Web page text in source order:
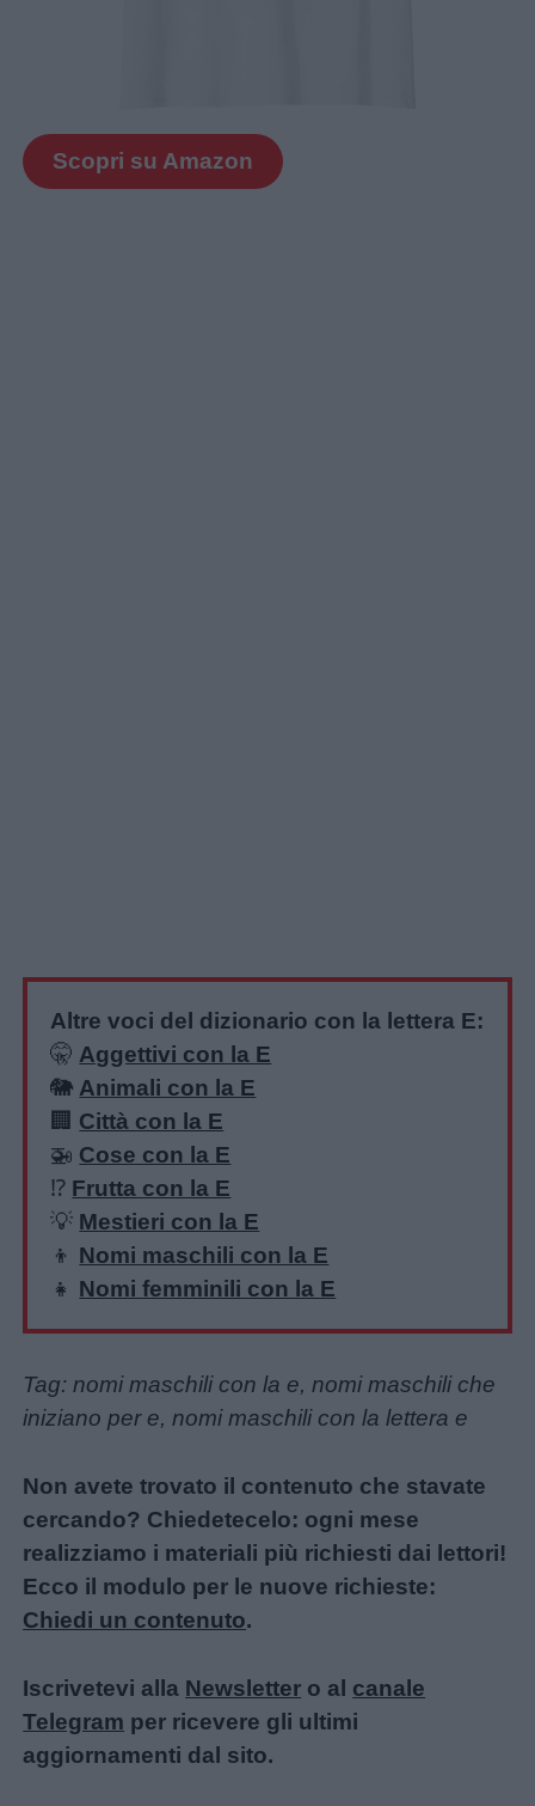
Scopri su Amazon
Altre voci del dizionario con la lettera E:
🤫 Aggettivi con la E
🐘 Animali con la E
🏢 Città con la E
🚁 Cose con la E
⁉️ Frutta con la E
💡 Mestieri con la E
👦 Nomi maschili con la E
👧 Nomi femminili con la E
Tag: nomi maschili con la e, nomi maschili che
iniziano per e, nomi maschili con la lettera e
Non avete trovato il contenuto che stavate
cercando? Chiedetecelo: ogni mese
realizziamo i materiali più richiesti dai lettori!
Ecco il modulo per le nuove richieste:
Chiedi un contenuto.
Iscrivetevi alla Newsletter o al canale
Telegram per ricevere gli ultimi
aggiornamenti dal sito.